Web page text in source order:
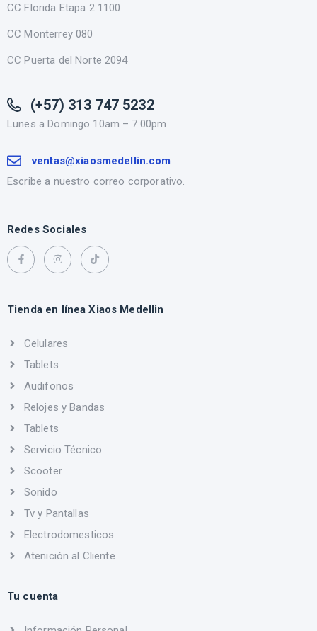
CC Florida Etapa 2 1100
CC Monterrey 080
CC Puerta del Norte 2094
(+57) 313 747 5232
Lunes a Domingo 10am – 7.00pm
ventas@xiaosmedellin.com
Escribe a nuestro correo corporativo.
Redes Sociales
Tienda en línea Xiaos Medellin
Celulares
Tablets
Audifonos
Relojes y Bandas
Tablets
Servicio Técnico
Scooter
Sonido
Tv y Pantallas
Electrodomesticos
Atenición al Cliente
Tu cuenta